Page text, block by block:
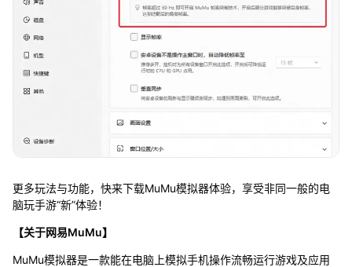
更多玩法与功能，快来下载MuMu模拟器体验，享受非同一般的电
脑玩手游“新”体验！
【关于网易MuMu】
MuMu模拟器是一款能在电脑上模拟手机操作流畅运行游戏及应用